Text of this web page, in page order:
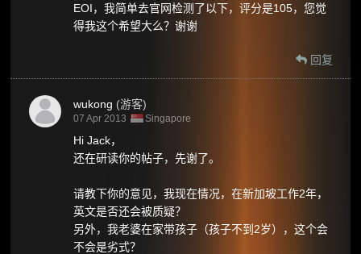
EOI，我简单去官网检测了以下，评分是105，您觉
得我这个希望大么？谢谢
回复
wukong (游客)
07 Apr 2013 Singapore
Hi Jack，
还在研读你的帖子，先谢了。
请教下你的意见，我现在情况，在新加坡工作2年，
英文是否还会被质疑？
另外，我老婆在家带孩子（孩子不到2岁），这个会
不会是劣式？